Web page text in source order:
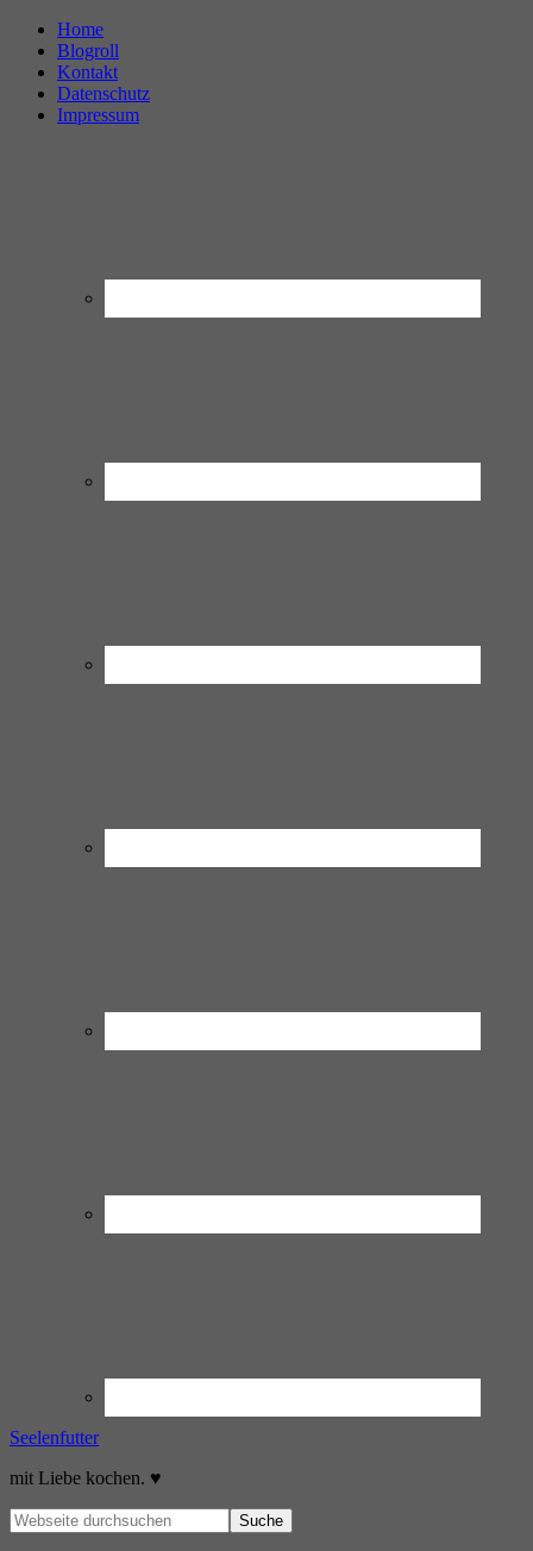
Home
Blogroll
Kontakt
Datenschutz
Impressum
Seelenfutter
mit Liebe kochen. ♥